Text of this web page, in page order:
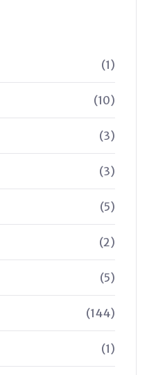
(1)
(10)
(3)
(3)
(5)
(2)
(5)
(144)
(1)